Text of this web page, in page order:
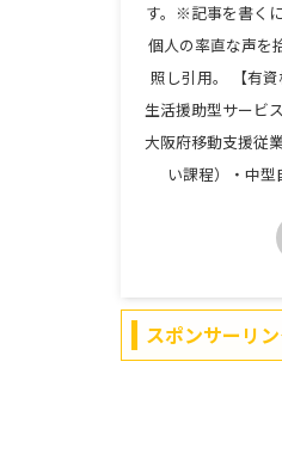
す。※記事を書く
個人の率直な声を
照し引用。 【有
生活援助型サービ
大阪府移動支援従
い課程）・中
スポンサーリ